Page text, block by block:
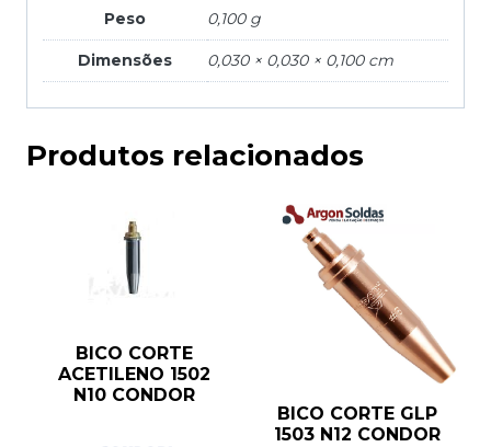
Peso 0,100 g
Dimensões 0,030 × 0,030 × 0,100 cm
Produtos relacionados
BICO CORTE
ACETILENO 1502
N10 CONDOR
BICO CORTE GLP
1503 N12 CONDOR